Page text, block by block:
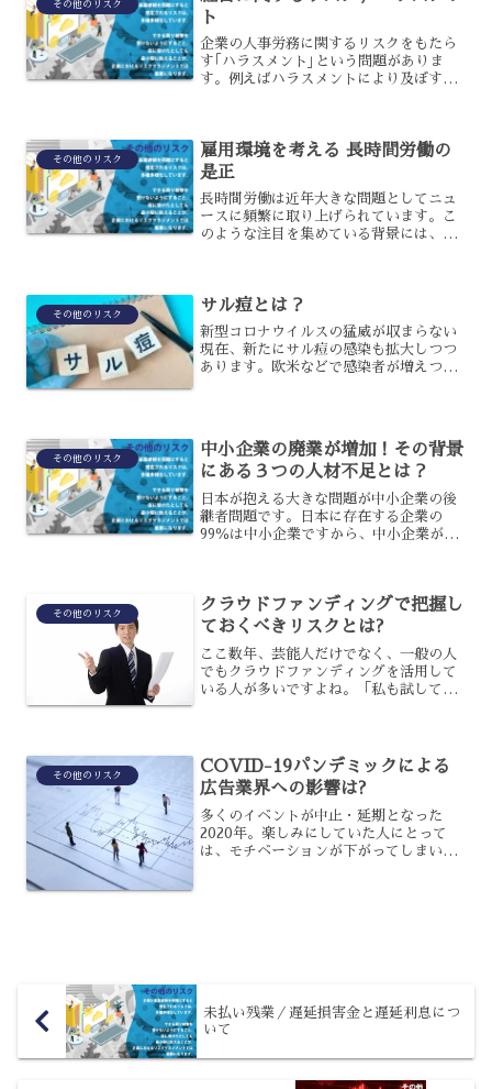
その他のリスク
ト
企業の人事労務に関するリスクをもたら
す｢ハラスメント｣という問題がありま
す。例えばハラスメントにより及ぼすリ
あるため、セクハラについ...
その他のリスク
雇用環境を考える 長時間労働の
是正
長時間労働は近年大きな問題としてニュ
ースに頻繁に取り上げられています。こ
のような注目を集めている背景には、長
という言葉は有名になって...
その他のリスク サル痘とは？
新型コロナウイルスの猛威が収まらない
現在、新たにサル痘の感染も拡大しつつ
あります。欧米などで感染者が増えつつ
うか？その特徴につい...
その他のリスク
中小企業の廃業が増加！その背景
にある３つの人材不足とは？
日本が抱える大きな問題が中小企業の後
継者問題です。日本に存在する企業の
99％は中小企業ですから、中小企業が日
でしょうか？事実、現在廃業...
その他のリスク
クラウドファンディングで把握し
ておくべきリスクとは?
ここ数年、芸能人だけでなく、一般の人
でもクラウドファンディングを活用して
いる人が多いですよね。「私も試してみ
ースも中にはあります。...
その他のリスク
COVID-19パンデミックによる
広告業界への影響は?
多くのイベントが中止・延期となった
2020年。楽しみにしていた人にとって
は、モチベーションが下がってしまいま
未払い残業／遅延損害金と遅延利息につ
いて